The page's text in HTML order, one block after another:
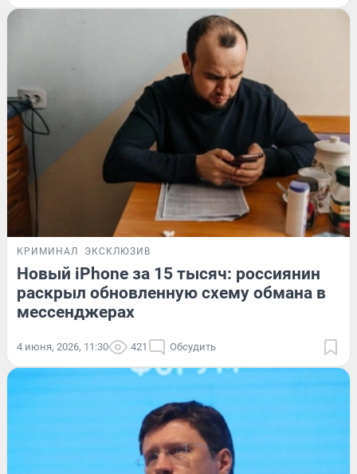
КРИМИНАЛ ЭКСКЛЮЗИВ
Новый iPhone за 15 тысяч: россиянин
раскрыл обновленную схему обмана в
мессенджерах
4 июня, 2026, 11:30 421 Обсудить